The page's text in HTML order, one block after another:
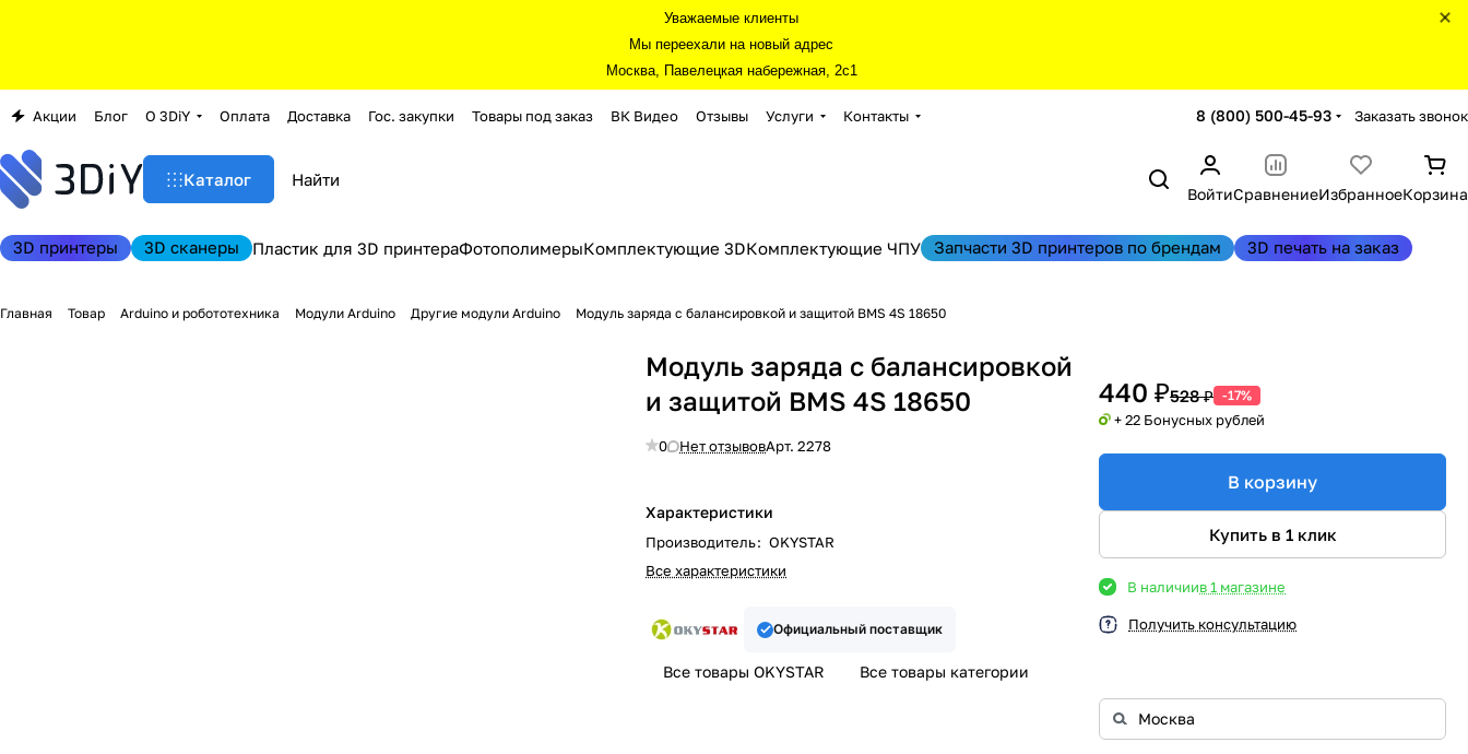
Уважаемые клиенты
Мы переехали на новый адрес
Москва, Павелецкая набережная, 2с1
Акции Блог О 3DiY Оплата Доставка Гос. закупки Товары под заказ ВК Видео Отзывы Услуги Контакты 8 (800) 500-45-93 Заказать звонок
Каталог
ВойтиСравнениеИзбранноеКорзина
3D принтеры 3D сканеры Пластик для 3D принтераФотополимерыКомплектующие 3DКомплектующие ЧПУ Запчасти 3D принтеров по брендам 3D печать на заказ
Главная Товар Arduino и робототехника Модули Arduino Другие модули Arduino Модуль заряда с балансировкой и защитой BMS 4S 18650
Модуль заряда с балансировкой
и защитой BMS 4S 18650
0 Нет отзывовАрт.2278
Характеристики
Производитель: OKYSTAR
Все характеристики
Официальный поставщик
Все товары OKYSTAR Все товары категории
440 ₽528 ₽ -17%
+ 22 Бонусных рублей
В корзину
Купить в 1 клик
В наличиив 1 магазине
Получить консультацию